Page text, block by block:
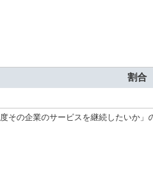
割合
その企業のサービスを継続したいか」